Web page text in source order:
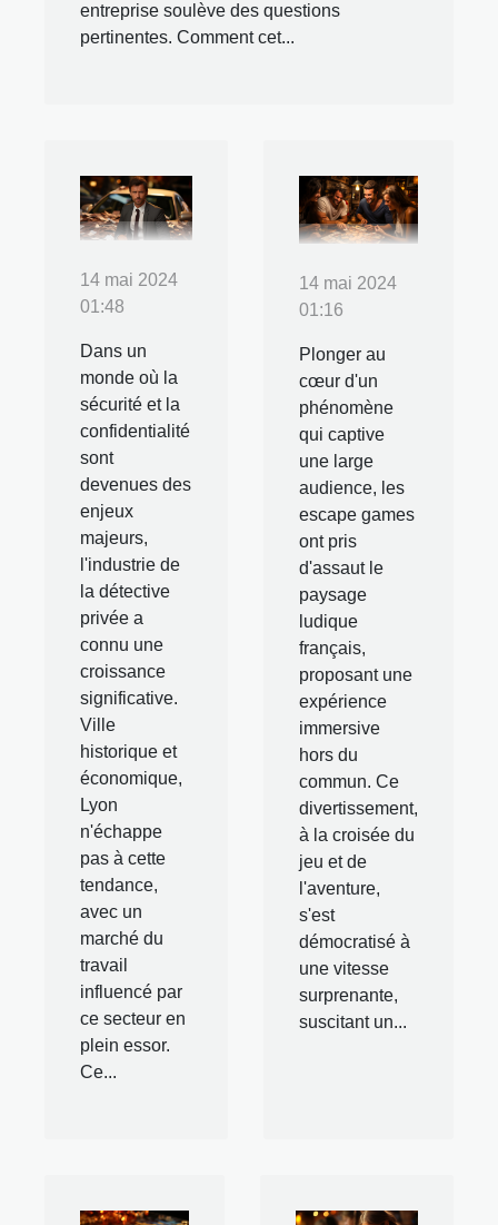
entreprise soulève des questions
pertinentes. Comment cet...
14 mai 2024
01:48
Dans un
monde où la
sécurité et la
confidentialité
sont
devenues des
enjeux
majeurs,
l'industrie de
la détective
privée a
connu une
croissance
significative.
Ville
historique et
économique,
Lyon
n'échappe
pas à cette
tendance,
avec un
marché du
travail
influencé par
ce secteur en
plein essor.
Ce...
14 mai 2024
01:16
Plonger au
cœur d'un
phénomène
qui captive
une large
audience, les
escape games
ont pris
d'assaut le
paysage
ludique
français,
proposant une
expérience
immersive
hors du
commun. Ce
divertissement,
à la croisée du
jeu et de
l'aventure,
s'est
démocratisé à
une vitesse
surprenante,
suscitant un...